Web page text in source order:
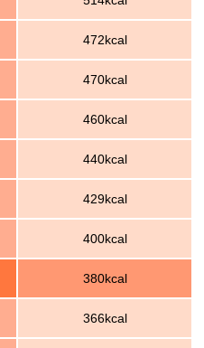
472kcal
470kcal
460kcal
440kcal
429kcal
400kcal
380kcal
366kcal